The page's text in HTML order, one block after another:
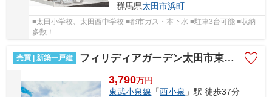
群馬県太田市浜町
■太田小学校、太田西中学校 ■都市ガス・本下水 ■駐車3台可能 ■収納
多数！
売買 | 新築一戸建 フィリディアガーデン太田市東矢島町 1号棟
3,790万円
東武小泉線 「西小泉 」駅 徒歩37分